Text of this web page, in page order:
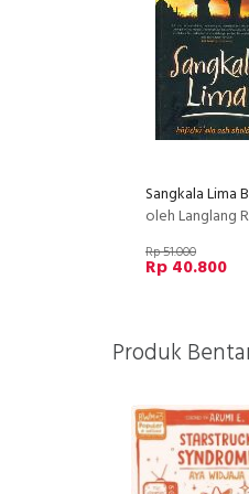
Sangkala Lima
oleh Langlang
Rp 51.000
Rp 40.800
Produk